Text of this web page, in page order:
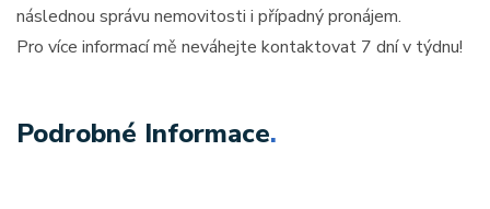
následnou správu nemovitosti i případný pronájem.
Pro více informací mě neváhejte kontaktovat 7 dní v týdnu!
Podrobné Informace.